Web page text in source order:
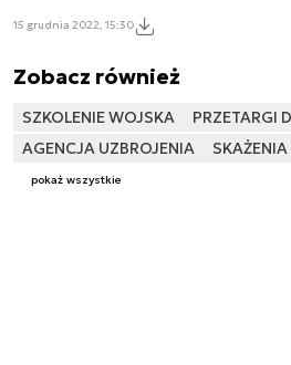
15 grudnia 2022, 15:30
Zobacz również
SZKOLENIE WOJSKA
PRZETARGI
AGENCJA UZBROJENIA
pokaż wszystkie